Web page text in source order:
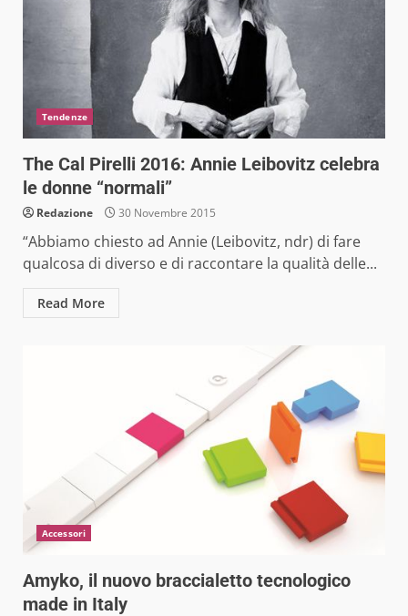
Tendenze
The Cal Pirelli 2016: Annie Leibovitz celebra
le donne “normali”
Redazione 30 Novembre 2015
“Abbiamo chiesto ad Annie (Leibovitz, ndr) di fare
qualcosa di diverso e di raccontare la qualità delle...
Read More
Accessori
Amyko, il nuovo braccialetto tecnologico
made in Italy